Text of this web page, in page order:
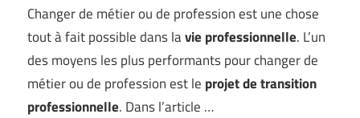
Changer de métier ou de profession est une chose
tout à fait possible dans lavie professionnelle. L’un
des moyens les plus performants pour changer de
métier ou de profession est le projet detransition
professionnelle. Dans l’article …